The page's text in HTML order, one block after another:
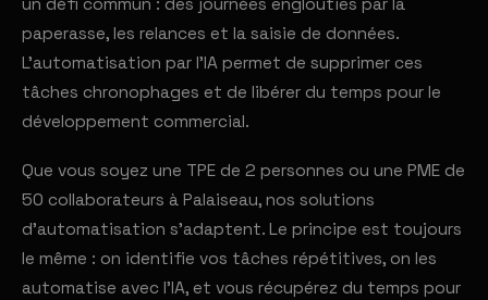
un défi commun : des journées englouties par la
paperasse, les relances et la saisie de données.
L'automatisation par l'IA permet de supprimer ces
tâches chronophages et de libérer du temps pour le
développement commercial.
Que vous soyez une TPE de 2 personnes ou une PME de
50 collaborateurs à Palaiseau, nos solutions
d'automatisation s'adaptent. Le principe est toujours
le même : on identifie vos tâches répétitives, on les
automatise avec l'IA, et vous récupérez du temps pour